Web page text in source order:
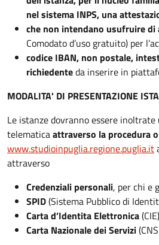
nel sistema INPS, una
che non intendano usufruire
Comodato d’uso gratuito) per
codice IBAN, non postale,
richiedenteda inserire in
MODALITA' DI PRESENTAZIONE
Le istanze dovranno essere inoltrate
telematicaattraverso la procedura
www.studioinpuglia.regione.puglia.it
attraverso
Credenziali personali, per chi e
SPID(Sistema Pubblico di
Carta d’Identita Elettronica(CIE)
Carta Nazionale dei Servizi